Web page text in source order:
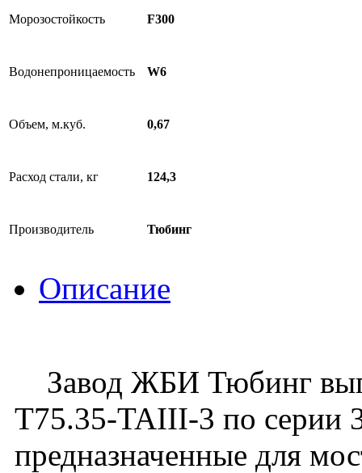
Морозостойкость F300
Водонепроницаемость W6
Объем, м.куб. 0,67
Расход стали, кг 124,3
Производитель Тюбинг
Описание
Завод ЖБИ Тюбинг
Т75.35-TAIII-3 по серии
предназначенные для